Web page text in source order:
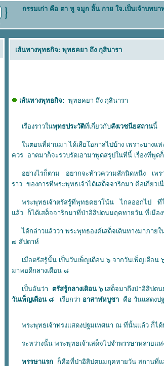
กรรมเก่า คือ ตา หู จมูก ลิ้น กาย ใจ.เป็นเจ้าบท
เส้นทางพุทธกิจ: พุทธคยา ถึง กุสินารา
เส้นทางพุทธกิจ: พุทธคยา ถึง กุสินารา
เรื่องราวในพุทธประวัติที่เกี่ยวกับสังเวชนียสถานนี้ เ
นตอนที่ผ่านมา ได้เสียโอกาสไปบ้าง เพราะบางแห่
ควร อาตมาก็จะรวบรัดเอามาพูดสรุปในที่นี้ เรื่องที่พู
อย่างไรก็ตาม อยากจะท้าวความสักนิดหนึ่ง เพรา
ราว ของการที่พระพุทธเจ้าได้เสด็จจาริกมา คือเกี่ย
พระพุทธเจ้าตรัสรู้ที่พุทธคยาโน้น ไกลออกไป ที่ไ
ล้ว ก็ได้เสด็จจาริกมาที่ป่าอิสิปตนมฤคทายวัน ที่เมือ
ได้กล่าวแล้วว่า พระพุทธองค์เสด็จเดินทางมาภาย
๗ สัปดาห์
เมื่อตรัสรู้นั้น เป็นวันเพ็ญเดือน ๖ จากวันเพ็ญเดือน
มาพอดีกลางเดือน ๘
เป็นอันว่า ตรัสรู้กลางเดิอน ๖ เสด็จมาถึงป่าอิสิปต
วันเพ็ญเดือน ๘ เรียกว่า อาสาฬหบูชา คือ วันแสดงป
พระพุทธเจ้าทรงแสดงปฐมเทศนา ณ ที่นั้นแล้ว ก็ได้
ระหว่างนั้น พระพุทธเจ้าเสด็จไปจําพรรษาหลายแห่
พรรษาแรก ก็คือที่ป่าอิสิปตนมฤคทายวัน สถานที่